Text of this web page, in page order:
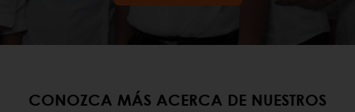
CONOZCA MÁS ACERCA DE NUESTROS